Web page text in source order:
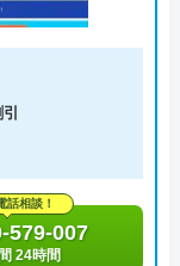
話相談！
579-007
24時間